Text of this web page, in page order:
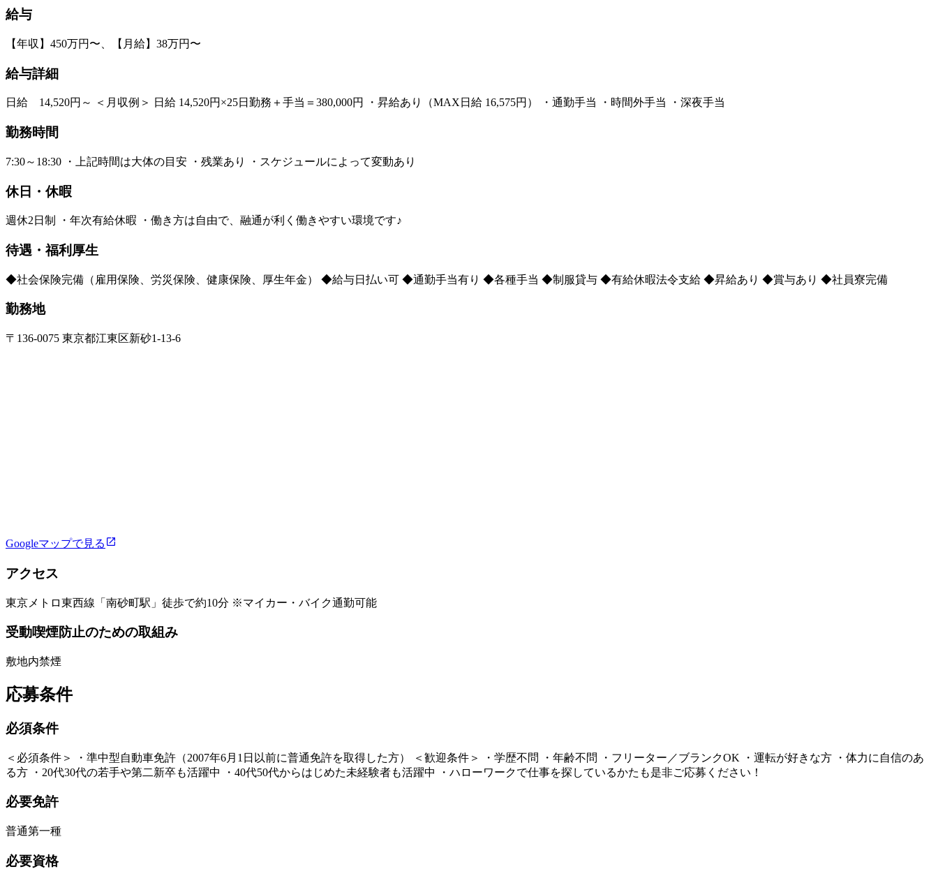
給与
【年収】450万円〜、【月給】38万円〜
給与詳細
日給 14,520円～ ＜月収例＞ 日給 14,520円×25日勤務＋手当＝380,000円 ・昇給あり（MAX日給 16,575円） ・通勤手当 ・時間外手当 ・深夜手当
勤務時間
7:30～18:30 ・上記時間は大体の目安 ・残業あり ・スケジュールによって変動あり
休日・休暇
週休2日制 ・年次有給休暇 ・働き方は自由で、融通が利く働きやすい環境です♪
待遇・福利厚生
◆社会保険完備（雇用保険、労災保険、健康保険、厚生年金） ◆給与日払い可 ◆通勤手当有り ◆各種手当 ◆制服貸与 ◆有給休暇法令支給 ◆昇給あり ◆賞与あり ◆社員寮完備
勤務地
〒136-0075 東京都江東区新砂1-13-6
Googleマップで見る
アクセス
東京メトロ東西線「南砂町駅」徒歩で約10分 ※マイカー・バイク通勤可能
受動喫煙防止のための取組み
敷地内禁煙
応募条件
必須条件
＜必須条件＞ ・準中型自動車免許（2007年6月1日以前に普通免許を取得した方） ＜歓迎条件＞ ・学歴不問 ・年齢不問 ・フリーター／ブランクOK ・運転が好きな方 ・体力に自信のあ
る方 ・20代30代の若手や第二新卒も活躍中 ・40代50代からはじめた未経験者も活躍中 ・ハローワークで仕事を探しているかたも是非ご応募ください！
必要免許
普通第一種
必要資格